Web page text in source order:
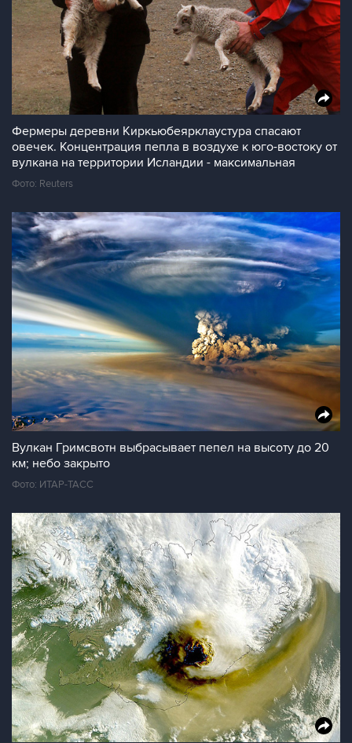
Фермеры деревни Киркьюбеярклаустура спасают
овечек. Концентрация пепла в воздухе к юго-востоку от
вулкана на территории Исландии - максимальная
Фото: Reuters
Вулкан Гримсвотн выбрасывает пепел на высоту до 20
км; небо закрыто
Фото: ИТАР-ТАСС